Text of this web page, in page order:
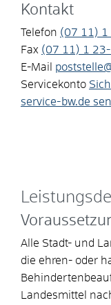
Kontakt
Telefon (07 11) 1
Fax (07 11) 1
E-Mail
Servicekonto
service-bw.de
Alle Stadt- und
die ehren- oder
Landesmittel